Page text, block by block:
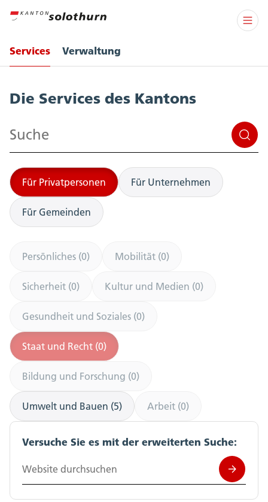
Services Verwaltung
Die Services des Kantons
Suchen
Für Privatpersonen Für Unternehmen
Für Gemeinden
Persönliches (0) Mobilität (0)
Sicherheit (0) Kultur und Medien (0)
Gesundheit und Soziales (0)
Staat und Recht (0)
Bildung und Forschung (0)
Umwelt und Bauen (5) Arbeit (0)
Versuche Sie es mit der erweiterten Suche:
Website durchsuchen